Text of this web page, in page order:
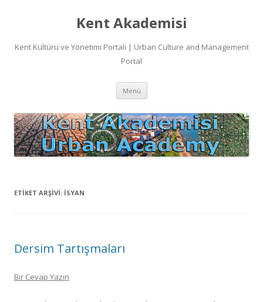
Kent Akademisi
Kent Kültürü ve Yönetimi Portalı | Urban Culture and Management
Portal
Menü İçeriğe
ETIKET ARŞIVI: ISYAN
Dersim Tartışmaları
Bir Cevap Yazın